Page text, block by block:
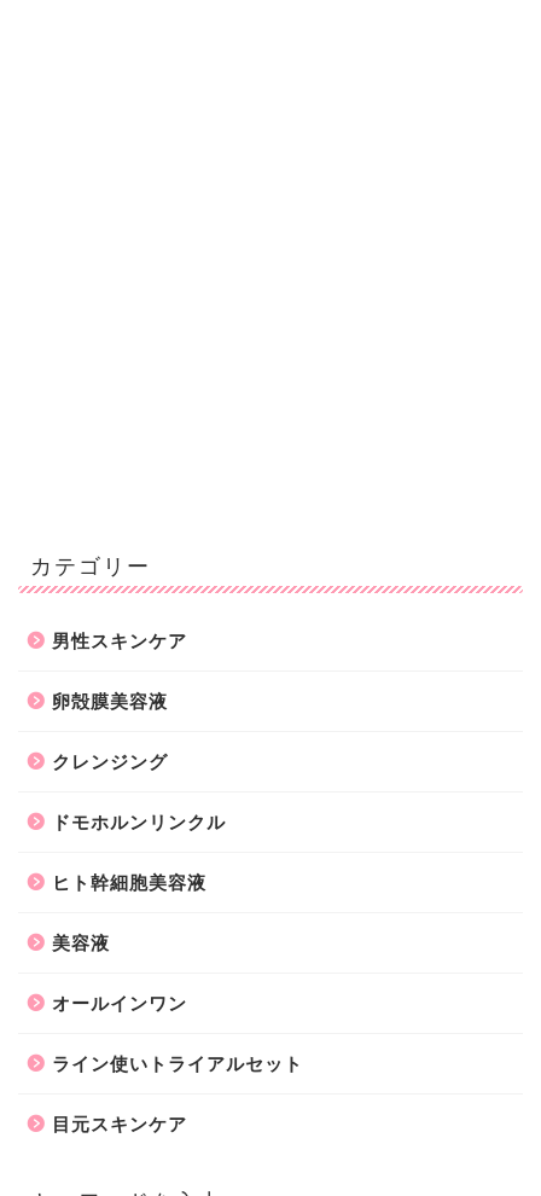
カテゴリー
男性スキンケア
卵殻膜美容液
クレンジング
ドモホルンリンクル
ヒト幹細胞美容液
美容液
オールインワン
ライン使いトライアルセット
目元スキンケア